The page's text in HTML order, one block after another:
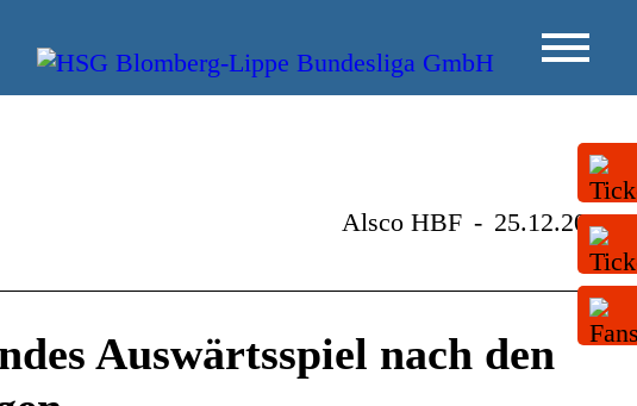
Alsco HBF - 25.12.2025
Auswärtsspiel nach den